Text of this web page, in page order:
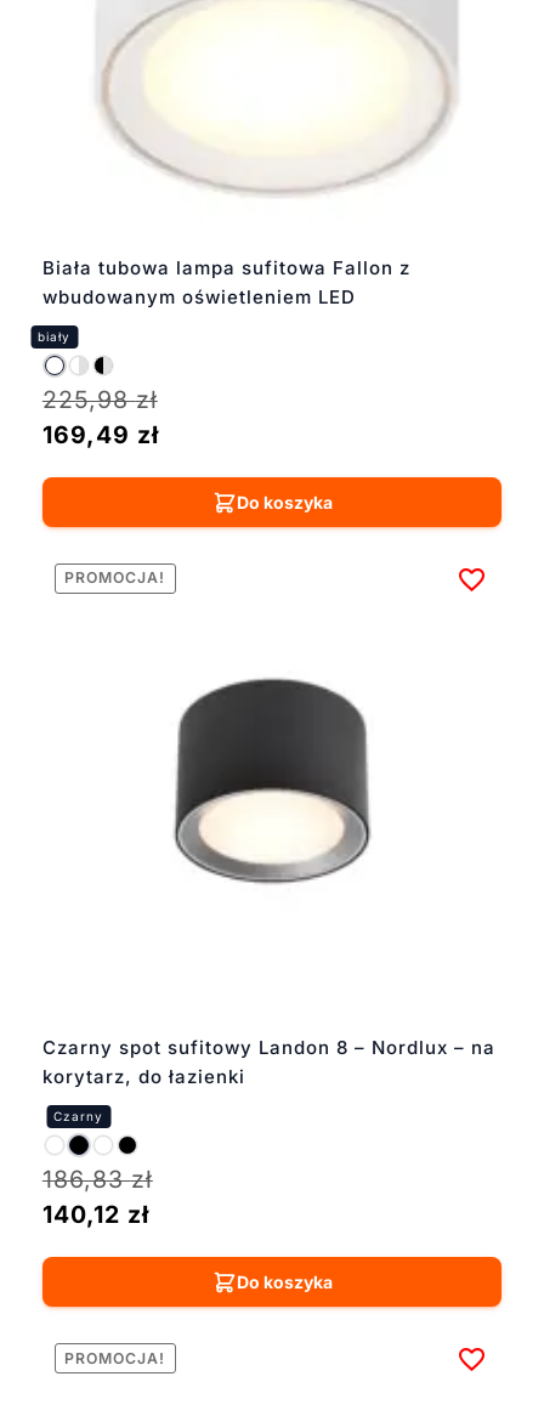
Biała tubowa lampa sufitowa Fallon z
wbudowanym oświetleniem LED
225,98zł
169,49 zł
Do koszyka
Czarny spot sufitowy Landon 8 – Nordlux – na
korytarz, do łazienki
PROMOCJA!
186,83zł
140,12 zł
Do koszyka
PROMOCJA!